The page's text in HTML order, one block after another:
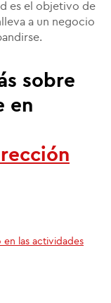
es el objetivo de
a un negocio
sobre
en
las actividades